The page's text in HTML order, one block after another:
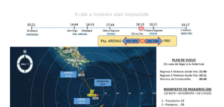
A cikk a hirdetés alatt folytatódik.